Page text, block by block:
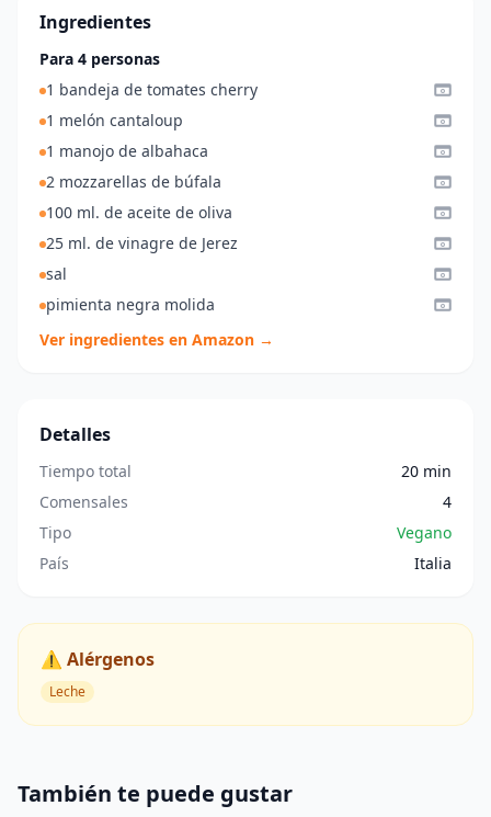
Ingredientes
Para 4 personas
1 bandeja de tomates cherry
1 melón cantaloup
1 manojo de albahaca
2 mozzarellas de búfala
100 ml. de aceite de oliva
25 ml. de vinagre de Jerez
sal
pimienta negra molida
Ver ingredientes en Amazon →
Detalles
Tiempo total
20 min
Comensales
4
Tipo
Vegano
País
Italia
⚠️ Alérgenos
Leche
También te puede gustar